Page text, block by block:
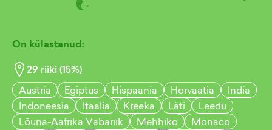
On külastanud:
29 riiki (15%)
Austria
Egiptus Hispaania Horvaatia
India
Indoneesia
Itaalia Kreeka Läti
Leedu
Lõuna-Aafrika Vabariik
Mehhiko
Monaco